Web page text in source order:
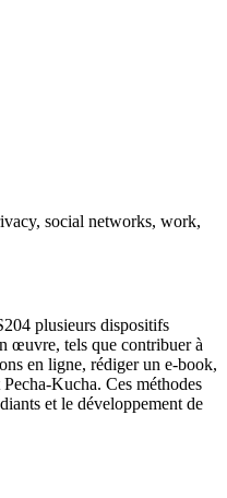
social networks, work,
plusieurs dispositifs
œuvre, tels que contribuer à
en ligne, rédiger un e-book,
Kucha. Ces méthodes
et le développement de